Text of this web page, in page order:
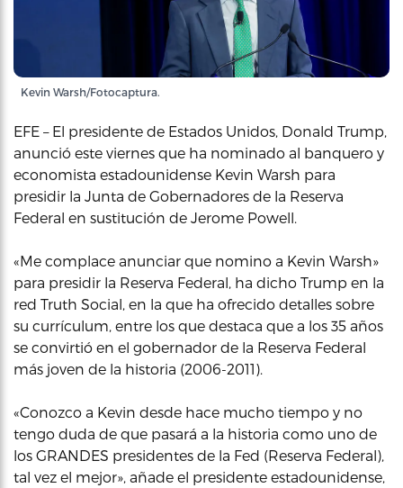
Kevin Warsh/Fotocaptura.
EFE – El presidente de Estados Unidos, Donald Trump,
anunció este viernes que ha nominado al banquero y
economista estadounidense Kevin Warsh para
presidir la Junta de Gobernadores de la Reserva
Federal en sustitución de Jerome Powell.
«Me complace anunciar que nomino a Kevin Warsh»
para presidir la Reserva Federal, ha dicho Trump en la
red Truth Social, en la que ha ofrecido detalles sobre
su currículum, entre los que destaca que a los 35 años
se convirtió en el gobernador de la Reserva Federal
más joven de la historia (2006-2011).
«Conozco a Kevin desde hace mucho tiempo y no
tengo duda de que pasará a la historia como uno de
los GRANDES presidentes de la Fed (Reserva Federal),
tal vez el mejor», añade el presidente estadounidense,